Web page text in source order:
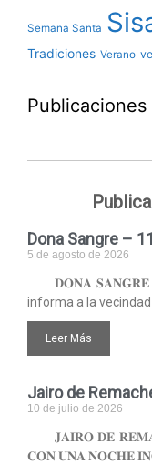
Semana Santa
Tradiciones Verano
Publicaciones
Dona Sangre –
5 de agosto de 2026
𝐃𝐎𝐍𝐀 𝐒𝐀𝐍𝐆𝐑𝐄
informa a la
Leer Más
Jairo de
10 de julio de 2026
𝐉𝐀𝐈𝐑𝐎 𝐃𝐄
𝐂𝐎𝐍 𝐔𝐍𝐀 𝐍𝐎𝐂𝐇𝐄